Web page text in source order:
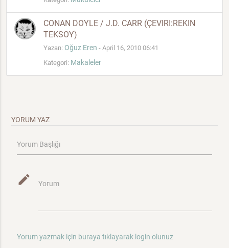
CONAN DOYLE / J.D. CARR (ÇEVIRI:REKIN
TEKSOY)
Yazan: Oğuz Eren - April 16, 2010 06:41
Kategori: Makaleler
YORUM YAZ
Yorum Başlığı
mode_edit Yorum
Yorum yazmak için buraya tıklayarak login olunuz